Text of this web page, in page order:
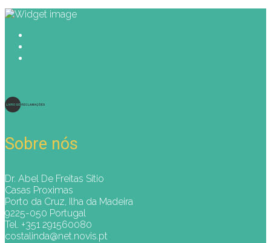
Sobre nós
Dr. Abel De Freitas Sitio
Casas Proximas
Porto da Cruz, Ilha da Madeira
9225-050 Portugal
Tel. +351 291560080
costalinda@net.novis.pt